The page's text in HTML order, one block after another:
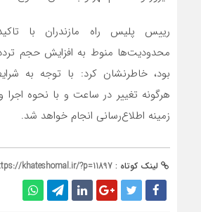
رییس پلیس راه مازندران با
محدودیت‌ها منوط به افزایش حجم
بود، خاطرنشان کرد: با توجه به
هرگونه تغییر در ساعت و با نحوه اجرا
زمینه اطلاع‌رسانی انجام خواهد شد.
لینک کوتاه : khateshomal.ir/?p=11897